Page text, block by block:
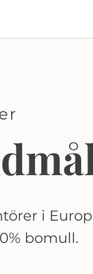
i
bomull.